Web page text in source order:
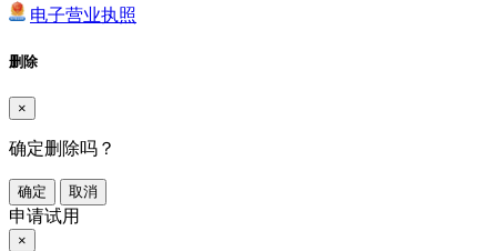
电子营业执照
删除
×
确定删除吗？
确定 取消
申请试用
×